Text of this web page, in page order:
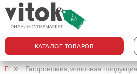
КАТАЛОГ ТОВАРОВ
Гастрономия,молочная